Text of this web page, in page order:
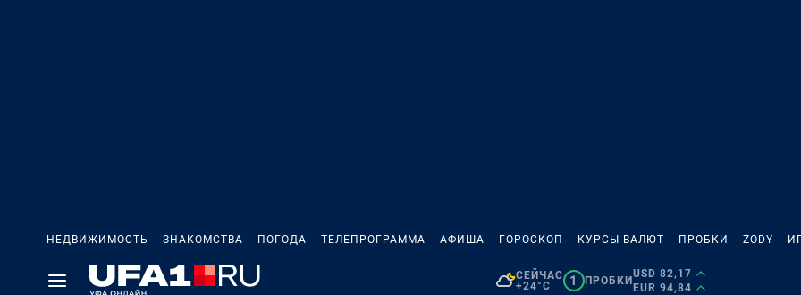
НЕДВИЖИМОСТЬ ЗНАКОМСТВА ПОГОДА ТЕЛЕПРОГРАММА АФИША ГОРОСКОП КУРСЫ ВАЛЮТ ПРОБКИ ZODY
СЕЙЧАС
+24°C
1 ПРОБКИ
USD 82,17
EUR 94,84